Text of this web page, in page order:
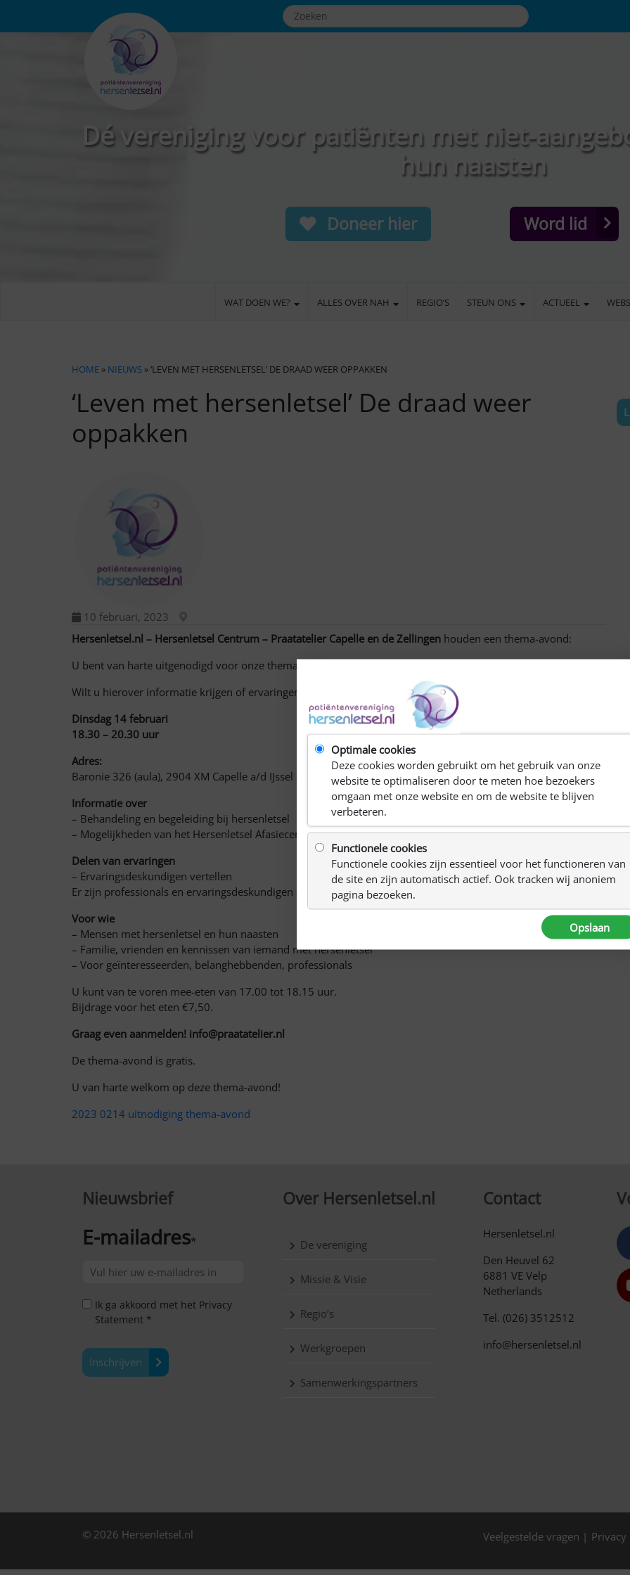
Dé vereniging voor patiënten met niet-
hun naasten
Doneer hier Word lid
WAT DOEN WE? ALLES OVER NAH REGIO’S STEUN ONS ACTUEEL
HOME » NIEUWS » ‘LEVEN MET HERSENLETSEL’ DE DRAAD WEER OPPAKKEN
‘Leven met hersenletsel’ De draad weer
oppakken
10 februari, 2023
Hersenletsel.nl – Hersenletsel Centrum – Praatatelier Capelle en de Zellingen houden een thema-avond:
U bent van harte uitgenodigd voor onze thema-avond:
Wilt u hierover informatie krijgen of ervaringen delen kom dan naar deBaronie
Dinsdag 14 februari
18.30 – 20.30 uur
Adres:
Baronie 326 (aula), 2904 XM Capelle a/d IJssel of Graafschap 97a ( Achteringang)
Informatie over
– Behandeling en begeleiding bij hersenletsel
– Mogelijkheden van het Hersenletsel Afasiecentrum, de Dagactiviteiten en het Praatatelier
Delen van ervaringen
– Ervaringsdeskundigen vertellen
Er zijn professionals en ervaringsdeskundigen aanwezig om uw vragen te beantwoorden.
Voor wie
– Mensen met hersenletsel en hun naasten
– Familie, vrienden en kennissen van iemand met hersenletsel
– Voor geïnteresseerden, belanghebbenden, professionals
U kunt van te voren mee-eten van 17.00 tot 18.15 uur.
Bijdrage voor het eten €7,50.
Graag even aanmelden! info@praatatelier.nl
De thema-avond is gratis.
U van harte welkom op deze thema-avond!
2023 0214 uitnodiging thema-avond
Nieuwsbrief
E-mailadres*
Ik ga akkoord met het Privacy
Statement *
Inschrijven
Over Hersenletsel.nl
De vereniging
Missie & Visie
Regio’s
Werkgroepen
Samenwerkingspartners
Contact
Hersenletsel.nl
Den Heuvel 62
6881 VE Velp
Netherlands
Tel. (026) 3512512
info@hersenletsel.nl
© 2026 Hersenletsel.nl Veelgestelde vragen Privacy
Optimale cookies
Deze cookies worden gebruikt om het gebruik van onze
website te optimaliseren door te meten hoe bezoekers
omgaan met onze website en om de website te blijven
verbeteren.
Functionele cookies
Functionele cookies zijn essentieel voor het functioneren van
de site en zijn automatisch actief. Ook tracken wij anoniem
pagina bezoeken.
Opslaan